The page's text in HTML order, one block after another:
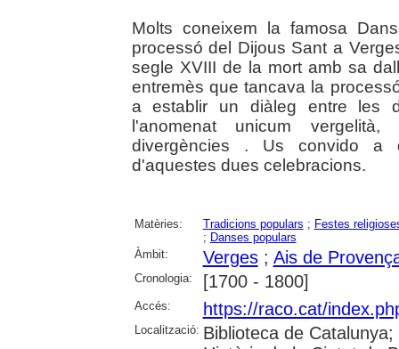
Molts coneixem la famosa
processó del Dijous Sant a
segle XVIII de la mort amb sa
entremès que tancava la
a establir un diàleg entre les
l'anomenat unicum
divergències . Us convido a
d'aquestes dues celebracions.
Matèries: Tradicions populars ; Festes
; Danses populars
Àmbit:
Verges; Ais de
Cronologia: [1700 - 1800]
Accés: https://raco.cat/
Localització: Biblioteca de